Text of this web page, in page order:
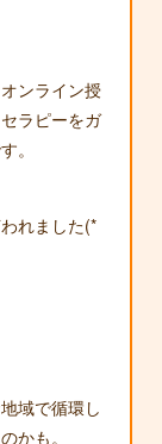
ンライン授
ラピーをガ
。
れました(*
域で循環し
かも。